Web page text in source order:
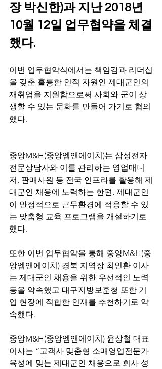
장 박신한)과 지난 2018년
10월 12일 업무협약을 체결
했다.
이번 업무협약식에서는 책임감과 리더십
을 갖춘 훌륭한 인적 자원인 제대군인의
재취업을 지원함으로써 사회와 군이 상
생할 수 있는 문화를 만들어 가기로 협의
했다.
중앙M&H(중앙엠앤에이치)는 삼성전자
전문상담사와 이를 관리하는 영업매니
저, 판매사원 등 전국 인프라를 활용해 제
대군인 채용에 노력하는 한편, 제대군인
이 안정적으로 근무환경에 적응할 수 있
는 맞춤형 교육 프로그램을 개설하기로
했다.
또한 이번 업무협약을 통해 중앙M&H(중
앙엠앤에이치) 경북 지역장 최인환 이사
는 제대군인 채용을 위한 우선적인 노력
등을 약속했고 대구지방보훈청 또한 기
업 현장에 적합한 인재를 추천하기로 약
속했다.
중앙M&H(중앙엠앤에이치) 윤상철 대표
이사는 “고객사 맞춤형 소매영업전문가
육성에 맞는 제대군인 채용으로 회사 성